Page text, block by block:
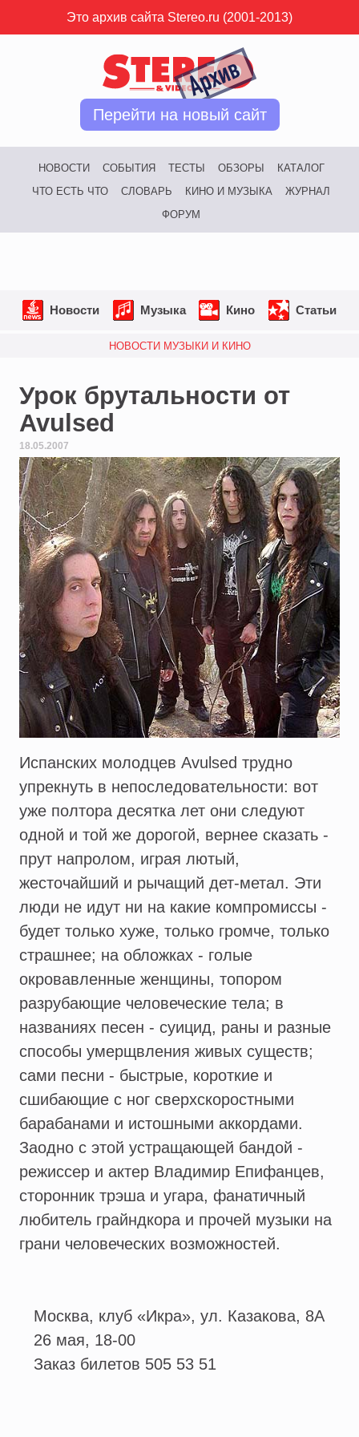
Это архив сайта Stereo.ru (2001-2013)
Перейти на новый сайт
НОВОСТИ СОБЫТИЯ ТЕСТЫ ОБЗОРЫ
КАТАЛОГ
ЧТО ЕСТЬ ЧТО
СЛОВАРЬ КИНО И МУЗЫКА
ЖУРНАЛ
ФОРУМ
Новости Музыка Кино Статьи
НОВОСТИ МУЗЫКИ И КИНО
Урок брутальности от
Avulsed
18.05.2007
Испанских молодцев Avulsed трудно
упрекнуть в непоследовательности: вот
уже полтора десятка лет они следуют
одной и той же дорогой, вернее сказать -
прут напролом, играя лютый,
жесточайший и рычащий дет-метал. Эти
люди не идут ни на какие компромиссы -
будет только хуже, только громче, только
страшнее; на обложках - голые
окровавленные женщины, топором
разрубающие человеческие тела; в
названиях песен - суицид, раны и разные
способы умерщвления живых существ;
сами песни - быстрые, короткие и
сшибающие с ног сверхскоростными
барабанами и истошными аккордами.
Заодно с этой устращающей бандой -
режиссер и актер Владимир Епифанцев,
сторонник трэша и угара, фанатичный
любитель грайндкора и прочей музыки на
грани человеческих возможностей.
Москва, клуб «Икра», ул. Казакова, 8А
26 мая, 18-00
Заказ билетов 505 53 51